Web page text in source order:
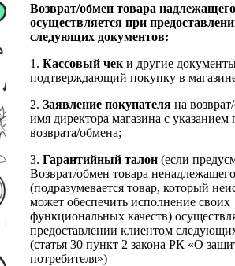
Возврат/обмен товара
осуществляется при
следующих документов:
1. Кассовый чек и другие
подтверждающий покупку в
2. Заявление покупателя на
имя директора магазина с
возврата/обмена;
3. Гарантийный талон (если
Возврат/обмен товара ненадлежащего
(подразумевается товар, который
может обеспечить исполнение своих
функциональных качеств)
предоставлении клиентом
(статья 30 пункт 2 закона РК «О
потребителя»)